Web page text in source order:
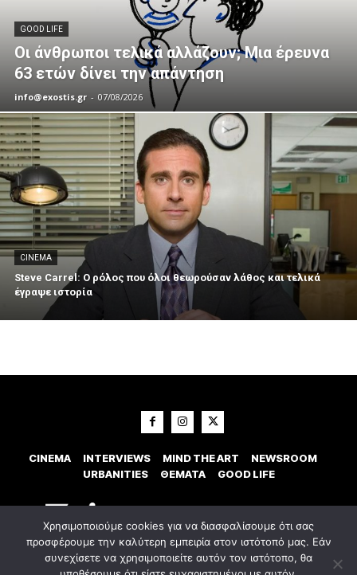
GOOD LIFE
Οι άνθρωποι τελικά αλλάζουν; Μια έρευνα
63 ετών δίνει την απάντηση
info@exostis.gr - 07/08/2026
CINEMA
Steve Carrel: Ο ρόλος που όλοι θεωρούσαν λάθος και τελικά
έγραψε ιστορία
CINEMA INTERVIEWS MIND THE ART
NEWSROOM
URBANITIES
ΘΕΜΑΤΑ GOOD LIFE
Χρησιμοποιούμε cookies για να διασφαλίσουμε ότι σας
προσφέρουμε την καλύτερη εμπειρία στον ιστότοπό μας. Εάν
συνεχίσετε να χρησιμοποιείτε αυτόν τον ιστότοπο, θα